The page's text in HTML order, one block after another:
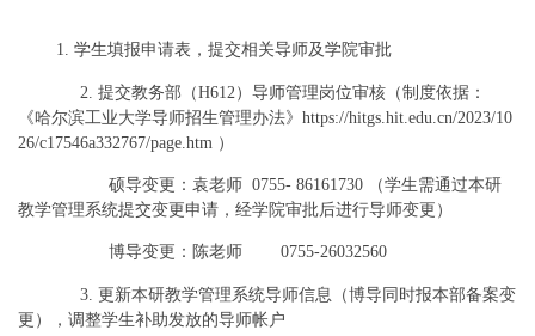
1. 学生填报申请表，提交相关导师及学院审批
2. 提交教务部（H612）导师管理岗位审核（制度依据：
《哈尔滨工业大学导师招生管理办法》https://hitgs.hit.edu.cn/2023/10
26/c17546a332767/page.htm ）
硕导变更：袁老师 0755- 86161730 （学生需通过本研
教学管理系统提交变更申请，经学院审批后进行导师变更）
博导变更：陈老师 0755-26032560
3. 更新本研教学管理系统导师信息（博导同时报本部备案变
更），调整学生补助发放的导师帐户